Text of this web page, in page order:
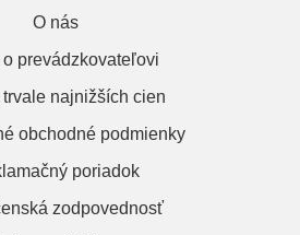
O nás
prevádzkovateľovi
najnižších cien
obchodné podmienky
poriadok
zodpovednosť